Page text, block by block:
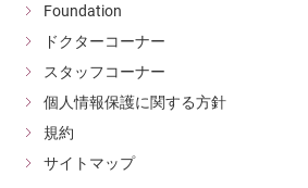
Foundation
ドクターコーナー
スタッフコーナー
個人情報保護に関する方針
規約
サイトマップ